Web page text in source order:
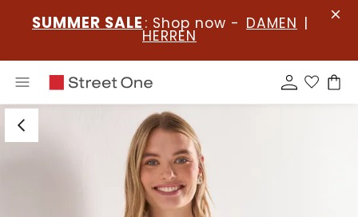
SUMMER SALE : Shop now - DAMEN |
HERREN